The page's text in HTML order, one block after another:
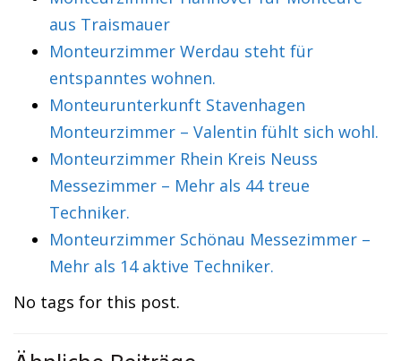
aus Traismauer
Monteurzimmer Werdau steht für
entspanntes wohnen.
Monteurunterkunft Stavenhagen
Monteurzimmer – Valentin fühlt sich wohl.
Monteurzimmer Rhein Kreis Neuss
Messezimmer – Mehr als 44 treue
Techniker.
Monteurzimmer Schönau Messezimmer –
Mehr als 14 aktive Techniker.
No tags for this post.